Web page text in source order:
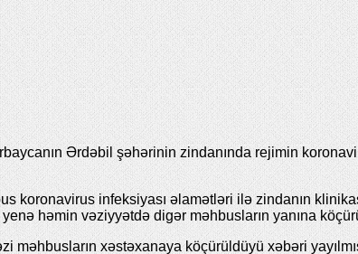
Ərdəbil şəhərinin zindanında rejimin
koronavirus infeksiyası əlamətləri ilə zindanın
həmin vəziyyətdə digər məhbusların yanına
məhbusların xəstəxanaya köçürüldüyü xəbəri